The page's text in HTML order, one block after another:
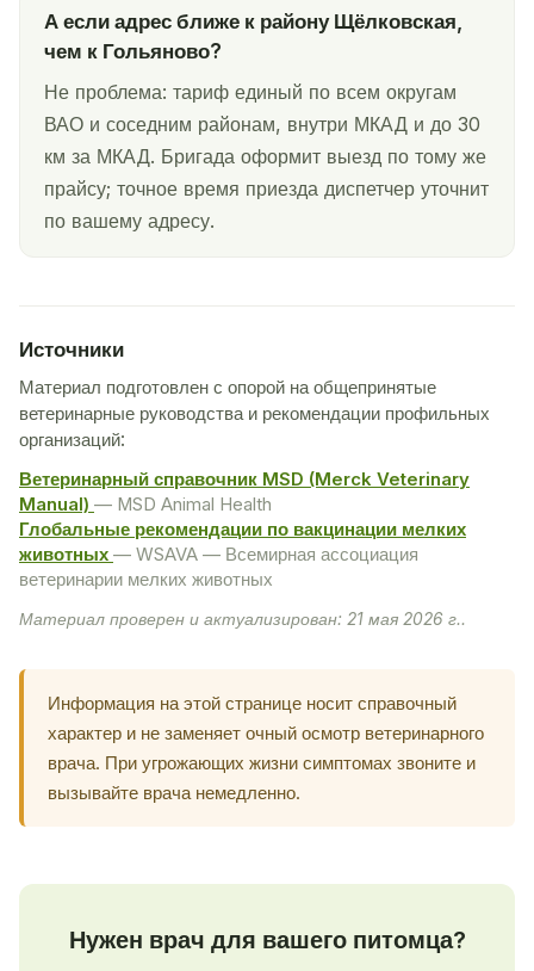
А если адрес ближе к району Щёлковская,
чем к Гольяново?
Не проблема: тариф единый по всем округам
ВАО и соседним районам, внутри МКАД и до 30
км за МКАД. Бригада оформит выезд по тому же
прайсу; точное время приезда диспетчер уточнит
по вашему адресу.
Источники
Материал подготовлен с опорой на общепринятые
ветеринарные руководства и рекомендации профильных
организаций:
Ветеринарный справочник MSD (Merck Veterinary
Manual) — MSD Animal Health
Глобальные рекомендации по вакцинации мелких
животных — WSAVA — Всемирная ассоциация
ветеринарии мелких животных
Материал проверен и актуализирован: 21 мая 2026 г..
Информация на этой странице носит справочный
характер и не заменяет очный осмотр ветеринарного
врача. При угрожающих жизни симптомах звоните и
вызывайте врача немедленно.
Нужен врач для вашего питомца?